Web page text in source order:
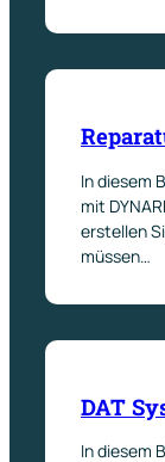
In diesem
mit
erstellen
müssen…
DAT
In diesem